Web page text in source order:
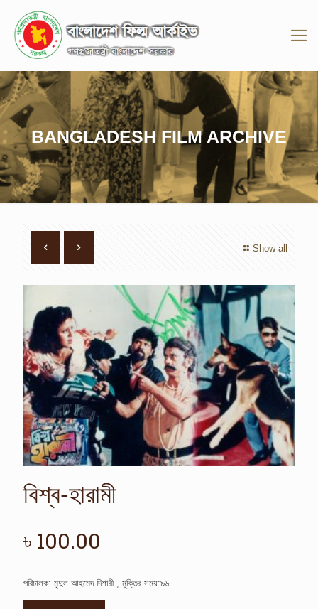
BANGLADESH FILM ARCHIVE
Show all
বিশ্ব-হারামী
৳ 100.00
পরিচালক: মৃদুল আহমেদ দিশারী , মুক্তির সময়:৯৬